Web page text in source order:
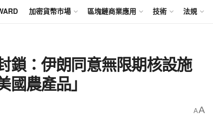
加密貨幣市場 區塊鏈商業應用 技術 法規
鎖：伊朗同意無限期核設施
農產品」
AA